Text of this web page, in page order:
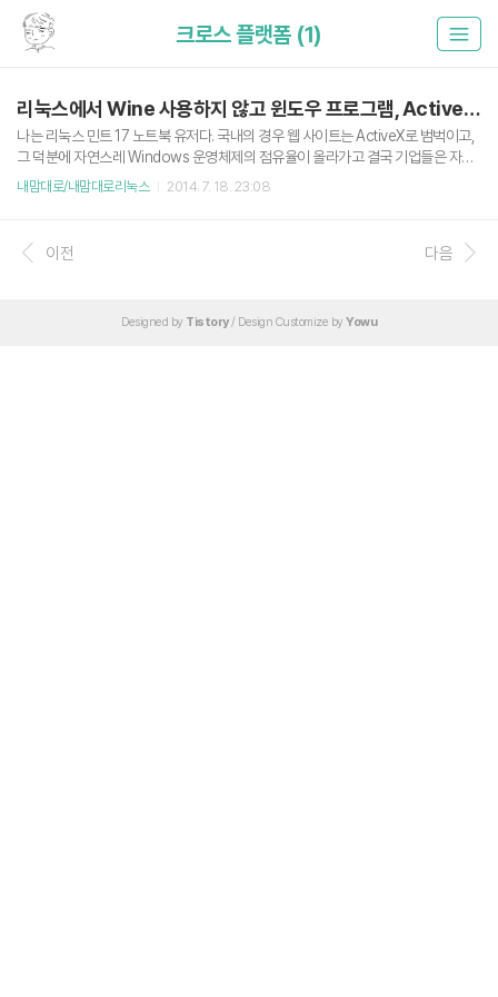
크로스 플랫폼 (1)
리눅스에서 Wine 사용하지 않고 윈도우 프로그램, ActiveX 실행하기
나는 리눅스 민트 17 노트북 유저다. 국내의 경우 웹 사이트는 ActiveX로 범벅이고,
그 덕분에 자연스레 Windows 운영체제의 점유율이 올라가고 결국 기업들은 자사
의 프로그램을 Windows용으로 내놓지 Linux 용으로는 출시를 안하게 된다. (그나
를 가져다 써야하므로 불안정 한 경우가 많다. 뭔가 좋은 방법이 없을까 생각하다가
결국 다음 한가지 방법으로 귀결되었다. 위 스크린샷은 리눅스 민트 17에서 VMwar
내맘대로/내맘대로리눅스 2014. 7. 18. 23:08
이전 다음
Designed by Tistory/ Design Customize by Yowu